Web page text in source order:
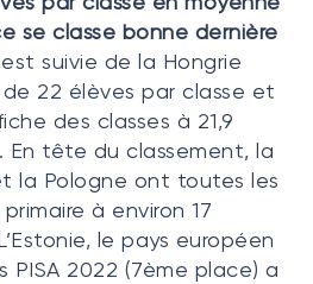
se classe bonne dernière
est suivie de la Hongrie
22 élèves par classe et
des classes à 21,9
En tête du classement, la
la Pologne ont toutes les
à environ 17
le pays européen
PISA 2022 (7ème place) a